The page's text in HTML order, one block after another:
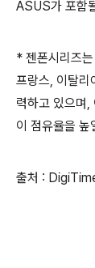
ASUS가 포함
* 젠폰시리즈
프랑스, 이탈리
력하고 있으며,
이 점유율을 높
출처 :